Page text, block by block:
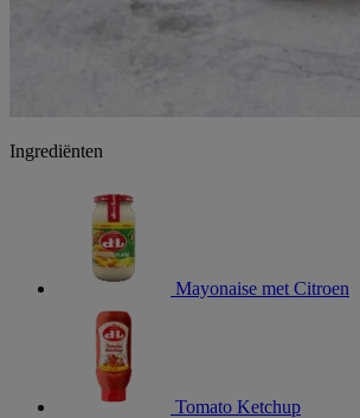
Ingrediënten
Mayonaise met Citroen
Tomato Ketchup